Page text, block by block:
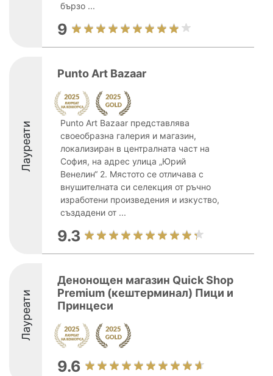
бързо ...
9
Лауреати
Punto Art Bazaar
Punto Art Bazaar представлява
своеобразна галерия и магазин,
локализиран в централната част на
София, на адрес улица „Юрий
Венелин“ 2. Мястото се отличава с
внушителната си селекция от ръчно
изработени произведения и изкуство,
създадени от ...
9.3
Лауреати
Денонощен магазин Quick Shop
Premium (кештерминал) Пици и
Принцеси
9.6